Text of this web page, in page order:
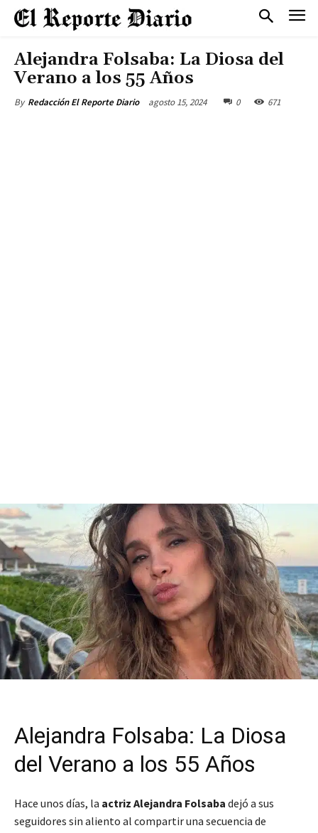
Alejandra Folsaba: La Diosa del
Verano a los 55 Años
By Redacción El Reporte Diario agosto 15, 2024 0 671
Alejandra Folsaba: La Diosa
del Verano a los 55 Años
Hace unos días, la actriz Alejandra Folsaba dejó a sus
seguidores sin aliento al compartir una secuencia de